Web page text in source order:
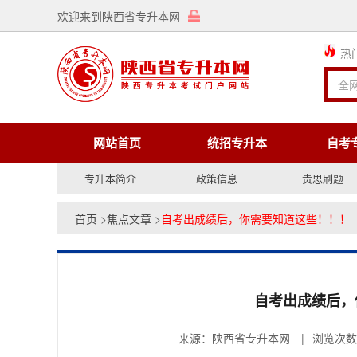
欢迎来到陕西省专升本网
热
网站首页 统招专升本 自考
专升本简介 政策信息 贵思刷题
首页 >焦点文章 >自考出成绩后，你需要知道这些！！！
自考出成绩后
来源：陕西省专升本网 | 浏览次